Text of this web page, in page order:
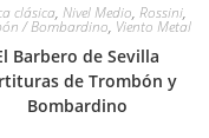
clásica, Nivel Medio, Rossini,
/ Bombardino, Viento Metal
Barbero de Sevilla
de Trombón y
Bombardino